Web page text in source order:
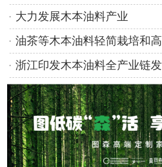
大力发展木本油料产业
浙江印发木本油料全产业链